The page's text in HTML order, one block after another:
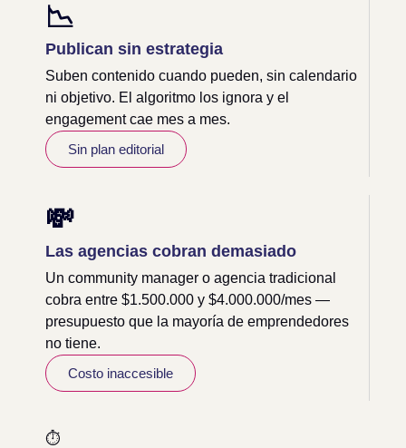
📉
Publican sin estrategia
Suben contenido cuando pueden, sin calendario
ni objetivo. El algoritmo los ignora y el
engagement cae mes a mes.
Sin plan editorial
💸
Las agencias cobran demasiado
Un community manager o agencia tradicional
cobra entre $1.500.000 y $4.000.000/mes —
presupuesto que la mayoría de emprendedores
no tiene.
Costo inaccesible
⏱️